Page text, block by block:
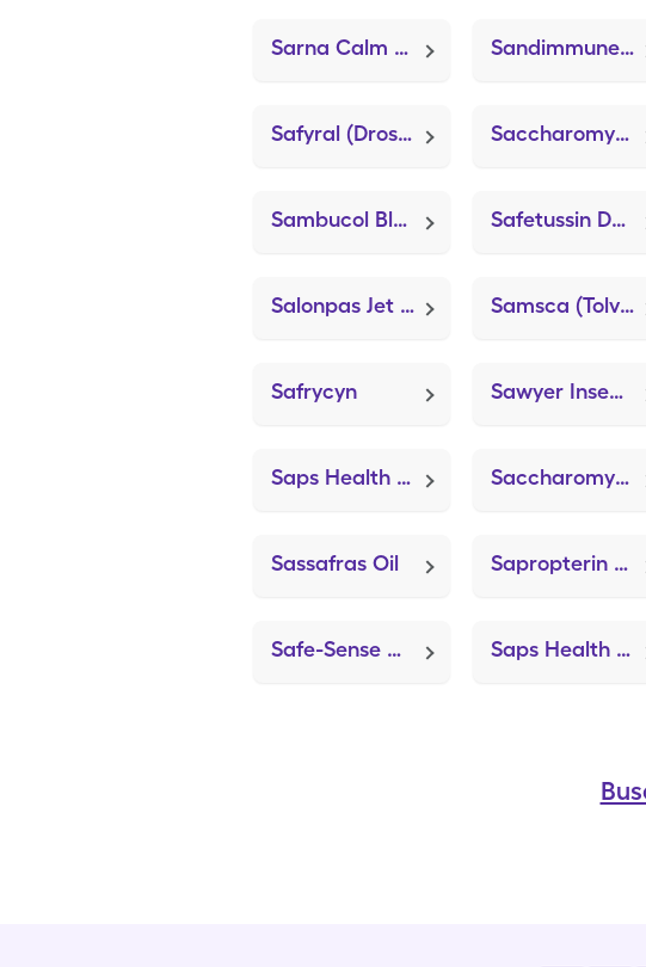
Sarna Calm + Cool Sandimmune (cycloSPORINE)
Safyral (Drospiren-Eth Estrad-Levomefol) Saccharomyces Cerevisiae
Sambucol Black Elderberry Safetussin Dm Cough/Chest Cong (Guaiasorb DM)
Salonpas Jet Spray Samsca (Tolvaptan (Hyponatremia))
Safrycyn Sawyer Insect Repellent
Saps Health Care Alcohol Prep (Alcohol Prep) Saccharomycin Df (Probiotic)
Sassafras Oil Sapropterin Dihydrochloride (Javygtor)
Safe-Sense Gloves-Nitrile-M (Nitrile Gloves Medium) Saps Health Plus Lancets (Onetouch Delica Plus)